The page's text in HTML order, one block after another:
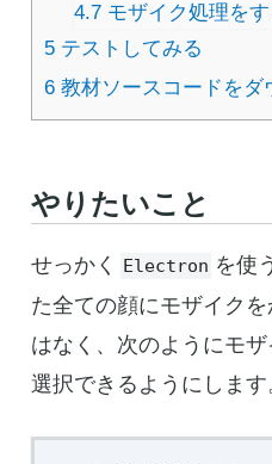
4.7 モザイク処理をす
5 テストしてみる
6 教材ソースコードをダ
やりたいこと
せっかく Electron を使
た全ての顔にモザイク
はなく、次のようにモ
選択できるようにします